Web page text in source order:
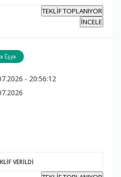
TEKLİF TOPLANIYOR
İNCELE
Eşya
- 20:56:12
VERİLDİ